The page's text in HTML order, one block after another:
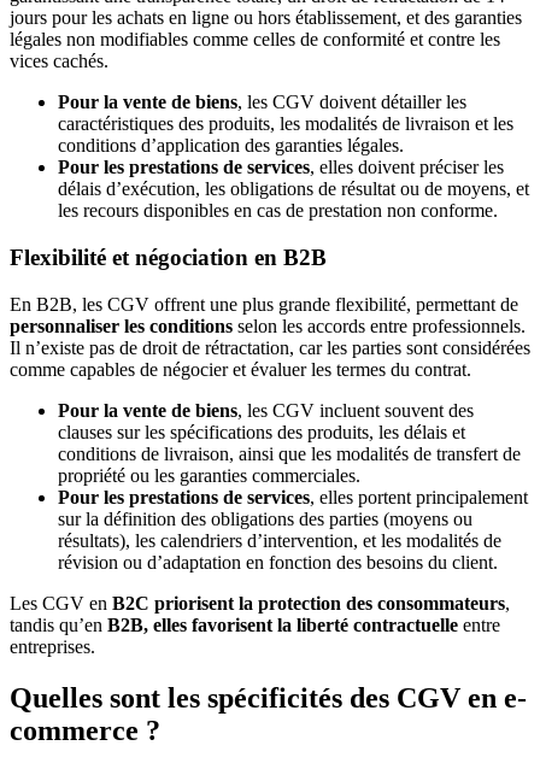
jours pour les achats en ligne ou hors établissement, et des garanties
légales non modifiables comme celles de conformité et contre les
vices cachés.
Pour la vente de biens, les CGV doivent détailler les
caractéristiques des produits, les modalités de livraison et les
conditions d’application des garanties légales.
Pour les prestations de services, elles doivent préciser les
délais d’exécution, les obligations de résultat ou de moyens, et
les recours disponibles en cas de prestation non conforme.
Flexibilité et négociation en B2B
En B2B, les CGV offrent une plus grande flexibilité, permettant de
personnaliser les conditions selon les accords entre professionnels.
Il n’existe pas de droit de rétractation, car les parties sont considérées
comme capables de négocier et évaluer les termes du contrat.
Pour la vente de biens, les CGV incluent souvent des
clauses sur les spécifications des produits, les délais et
conditions de livraison, ainsi que les modalités de transfert de
propriété ou les garanties commerciales.
Pour les prestations de services, elles portent principalement
sur la définition des obligations des parties (moyens ou
résultats), les calendriers d’intervention, et les modalités de
révision ou d’adaptation en fonction des besoins du client.
Les CGV en B2C priorisent la protection des consommateurs,
tandis qu’en B2B, elles favorisent la liberté contractuelle entre
entreprises.
Quelles sont les spécificités des CGV en e-
commerce ?